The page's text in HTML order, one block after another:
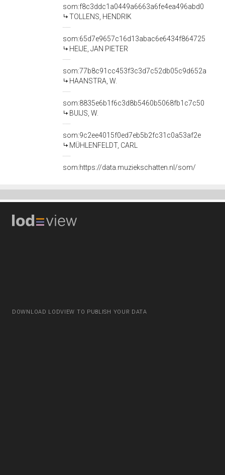
som:f8c3ddc1a0449a6663a6fe4ea496abd0
TOLLENS, HENDRIK
som:65d7e9657c16d13abac6e6434f864725
HEIJE, JAN PIETER
som:77b8c91cc453f3c3d7c52db05c9d652a
HAANSTRA, W.
som:8835e6b1f6c3d8b5460b5068fb1c7c50
BUIJS, W.
som:9c2ee4015f0ed7eb5b2fc31c0a53af2e
MÜHLENFELDT, CARL
som:https://data.muziekschatten.nl/som/
DOWNLOAD LODVIEW TO PUBLISH YOUR DATA